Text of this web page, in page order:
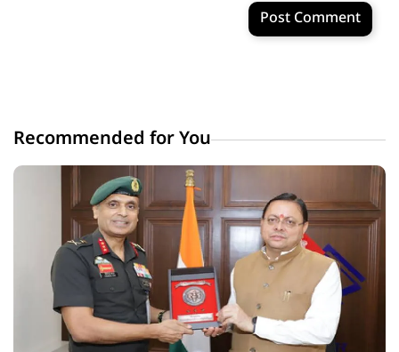
Post Comment
Recommended for You